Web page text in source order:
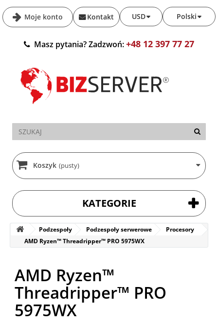
Moje konto Polski
USD
Kontakt
Masz pytania? Zadzwoń:+48 12 397 77 27
Koszyk (pusty)
KATEGORIE
Podzespoły Podzespoły serwerowe
Procesory
AMD Ryzen™ Threadripper™ PRO 5975WX
AMD Ryzen™
Threadripper™ PRO
5975WX